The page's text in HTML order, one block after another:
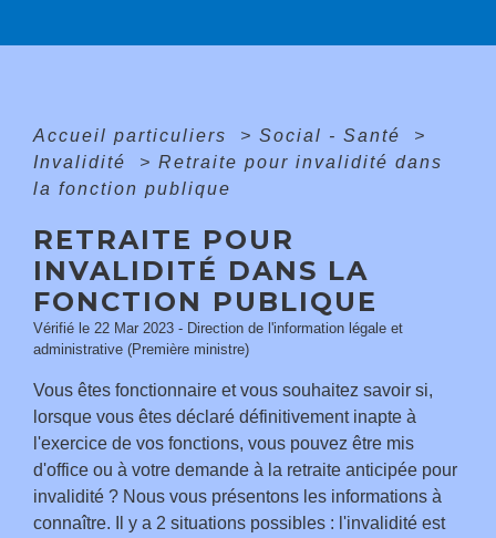
Accueil particuliers > Social - Santé
>
Invalidité
> Retraite pour invalidité dans
la fonction publique
RETRAITE POUR
INVALIDITÉ DANS LA
FONCTION PUBLIQUE
Vérifié le 22 Mar 2023 - Direction de l'information légale et
administrative (Première ministre)
Vous êtes fonctionnaire et vous souhaitez savoir si,
lorsque vous êtes déclaré définitivement inapte à
l'exercice de vos fonctions, vous pouvez être mis
d'office ou à votre demande à la retraite anticipée pour
invalidité ? Nous vous présentons les informations à
connaître. Il y a 2 situations possibles : l'invalidité est